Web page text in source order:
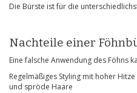
Die Bürste ist für die
Nachteile einer
Eine falsche Anwendung des Föhns
Regelmäßiges Styling mit hoher
und spröde Haare